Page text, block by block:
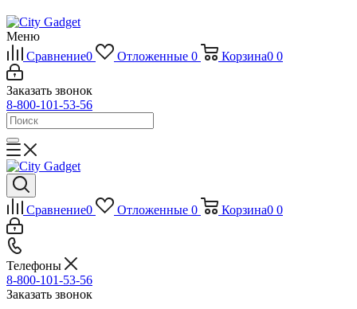
Меню
Сравнение0 Отложенные 0 Корзина0 0
Заказать звонок
8-800-101-53-56
Сравнение0 Отложенные 0 Корзина0 0
Телефоны
8-800-101-53-56
Заказать звонок